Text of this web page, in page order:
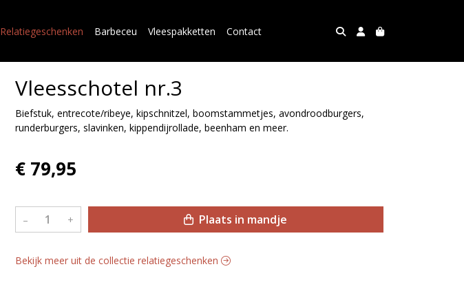
Relatiegeschenken Barbeceu Vleespakketten Contact
Vleesschotel nr.3
Biefstuk, entrecote/ribeye, kipschnitzel, boomstammetjes, avondroodburgers,
runderburgers, slavinken, kippendijrollade, beenham en meer.
€ 79,95
– + Plaats in mandje
Bekijk meer uit de collectie relatiegeschenken